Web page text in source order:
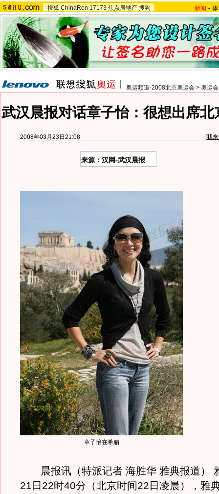
搜狐 ChinaRen 17173 焦点房地产 搜狗 新闻 -
奥运频道-2008北京奥运会 > 奥运
武汉晨报对话章子怡：很想出席北
2008年03月23日21:08 [我
来源：汉网-武汉晨报
章子怡在希腊
晨报讯（特派记者 海胜华 雅典报道）
21日22时40分（北京时间22日凌晨），雅